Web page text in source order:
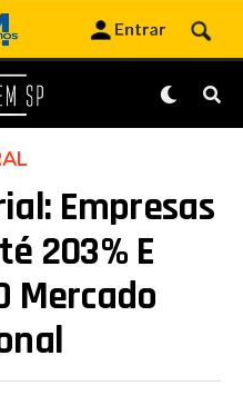
Empresas
203% E
Mercado